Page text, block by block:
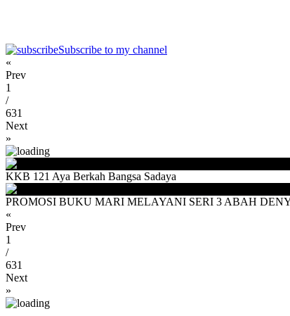
Subscribe to my channel
«
Prev
1
/
631
Next
»
KKB 121 Aya Berkah Bangsa Sadaya
PROMOSI BUKU MARI MELAYANI SERI 3 ABAH
«
Prev
1
/
631
Next
»